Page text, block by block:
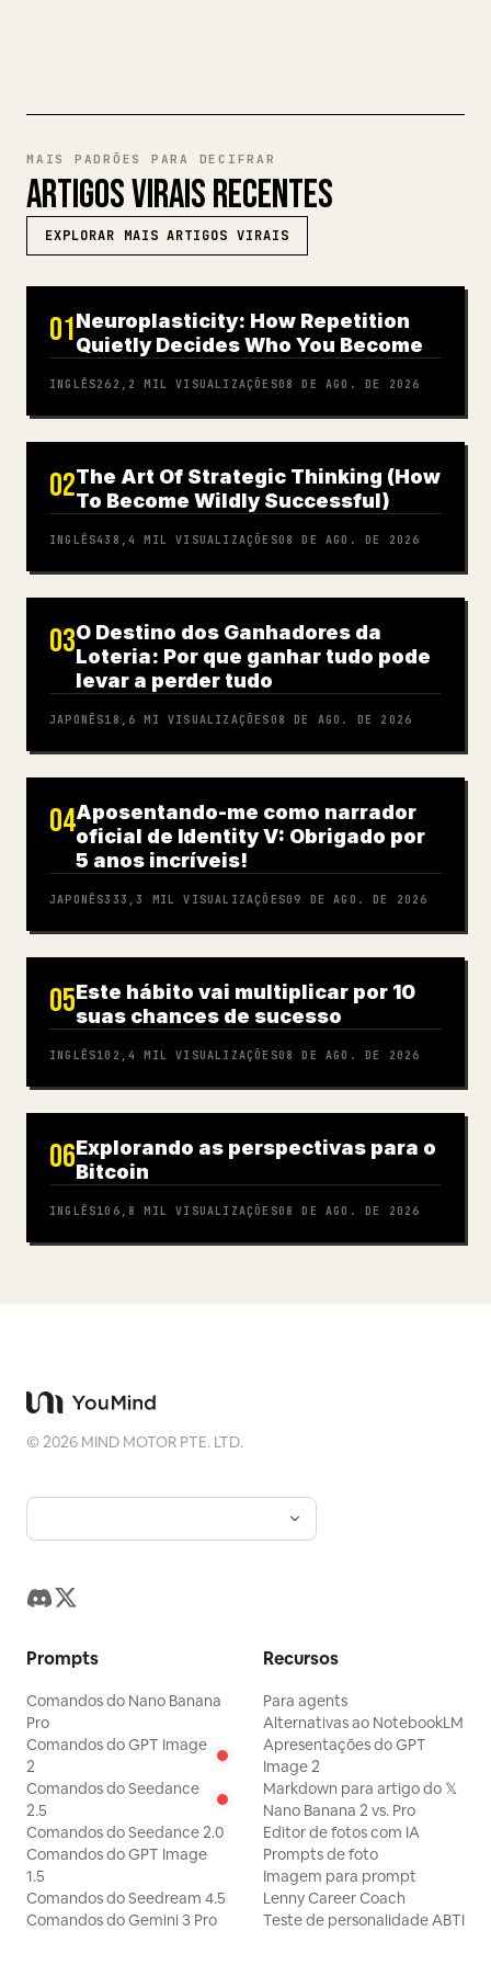
MAIS PADRÕES PARA DECIFRAR
ARTIGOS VIRAIS RECENTES
EXPLORAR MAIS ARTIGOS VIRAIS
01Neuroplasticity: How Repetition
Quietly Decides Who You Become
INGLÊS262,2 MIL VISUALIZAÇÕES08 DE AGO. DE 2026
02The Art Of Strategic Thinking (How
To Become Wildly Successful)
INGLÊS438,4 MIL VISUALIZAÇÕES08 DE AGO. DE 2026
03O Destino dos Ganhadores da
Loteria: Por que ganhar tudo pode
levar a perder tudo
JAPONÊS18,6 MI VISUALIZAÇÕES08 DE AGO. DE 2026
04Aposentando-me como narrador
oficial de Identity V: Obrigado por
5 anos incríveis!
JAPONÊS333,3 MIL VISUALIZAÇÕES09 DE AGO. DE 2026
05Este hábito vai multiplicar por 10
suas chances de sucesso
INGLÊS102,4 MIL VISUALIZAÇÕES08 DE AGO. DE 2026
06Explorando as perspectivas para o
Bitcoin
INGLÊS106,8 MIL VISUALIZAÇÕES08 DE AGO. DE 2026
©2026 MIND MOTOR PTE. LTD.
Prompts
Comandos do Nano Banana
Pro
Comandos do GPT Image
2
Comandos do Seedance
2.5
Comandos do Seedance 2.0
Comandos do GPT Image
1.5
Comandos do Seedream 4.5
Comandos do Gemini 3 Pro
Recursos
Para agents
Alternativas ao NotebookLM
Apresentações do GPT
Image 2
Markdown para artigo do 𝕏
Nano Banana 2 vs. Pro
Editor de fotos com IA
Prompts de foto
Imagem para prompt
Lenny Career Coach
Teste de personalidade ABTI